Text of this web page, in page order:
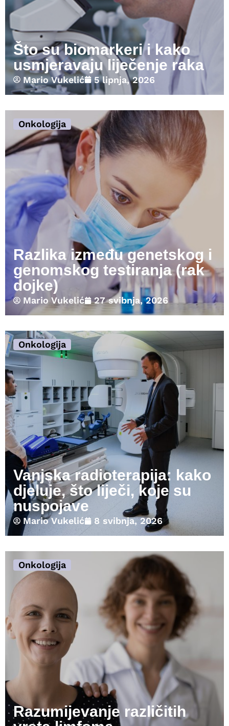
Što su biomarkeri i kako
usmjeravaju liječenje raka
Mario Vukelić 5 lipnja, 2026
Onkologija
Razlika između genetskog i
genomskog testiranja (rak
dojke)
Mario Vukelić 27 svibnja, 2026
Onkologija
Vanjska radioterapija: kako
djeluje, što liječi, koje su
nuspojave
Mario Vukelić 8 svibnja, 2026
Onkologija
Razumijevanje različitih